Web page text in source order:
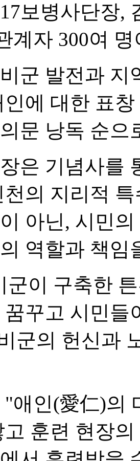
보병사단장,
계자 300여
군 발전과 지
인에 대한 표
문 낭독 순으
은 기념사를
천의 지리적
아닌, 시민
역할과 책임
군이 구축한
꿈꾸고 시민들
군의 헌신과
"애인(愛仁)의
고 훈련 현장